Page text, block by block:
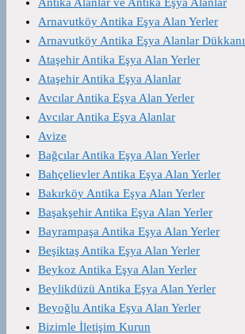
Arnavutköy Antika Eşya Alan Yerler
Arnavutköy Antika Eşya Alanlar Dükkanı
Ataşehir Antika Eşya Alan Yerler
Ataşehir Antika Eşya Alanlar
Avcılar Antika Eşya Alan Yerler
Avcılar Antika Eşya Alanlar
Avize
Bağcılar Antika Eşya Alan Yerler
Bahçelievler Antika Eşya Alan Yerler
Bakırköy Antika Eşya Alan Yerler
Başakşehir Antika Eşya Alan Yerler
Bayrampaşa Antika Eşya Alan Yerler
Beşiktaş Antika Eşya Alan Yerler
Beykoz Antika Eşya Alan Yerler
Beylikdüzü Antika Eşya Alan Yerler
Beyoğlu Antika Eşya Alan Yerler
Bizimle İletişim Kurun